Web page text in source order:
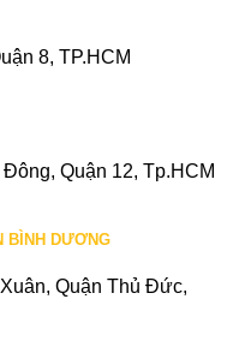
8, TP.HCM
Quận 12, Tp.HCM
BÌNH DƯƠNG
Quận Thủ Đức,